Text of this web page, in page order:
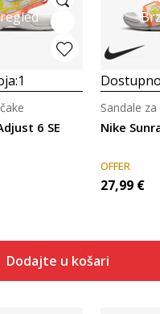
1
6 SE
Dodajte u košaricu
Nike
Sandale
OFFER
27,99 €